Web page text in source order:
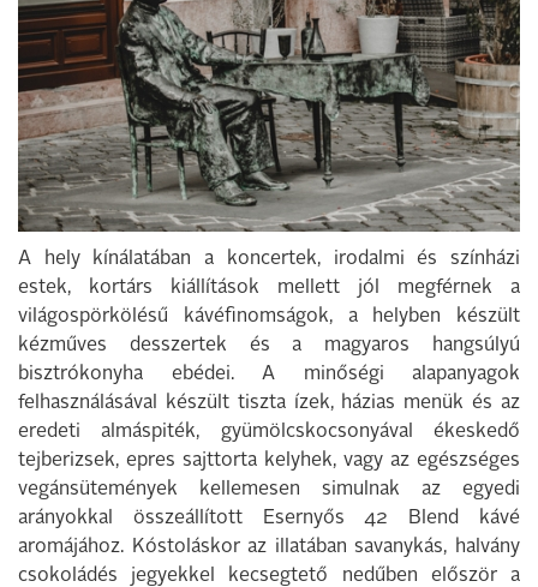
A hely kínálatában a koncertek, irodalmi és színházi
estek, kortárs kiállítások mellett jól megférnek a
világospörkölésű kávéfinomságok, a helyben készült
kézműves desszertek és a magyaros hangsúlyú
bisztrókonyha ebédei. A minőségi alapanyagok
felhasználásával készült tiszta ízek, házias menük és az
eredeti almáspiték, gyümölcskocsonyával ékeskedő
tejberizsek, epres sajttorta kelyhek, vagy az egészséges
vegánsütemények kellemesen simulnak az egyedi
arányokkal összeállított Esernyős 42 Blend kávé
aromájához. Kóstoláskor az illatában savanykás, halvány
csokoládés jegyekkel kecsegtető nedűben először a